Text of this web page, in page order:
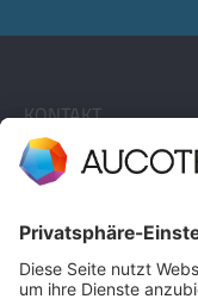
KONTAKT
KONTAKT
Telefon +49 511